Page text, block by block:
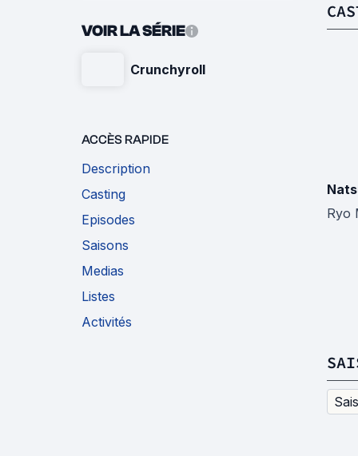
VOIR LA SÉRIE
Crunchyroll
ACCÈS RAPIDE
Description
Casting
Episodes
Saisons
Medias
Listes
Activités
Ryo